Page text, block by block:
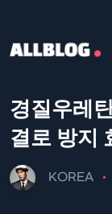
경질우레
결로 방지
KOREA